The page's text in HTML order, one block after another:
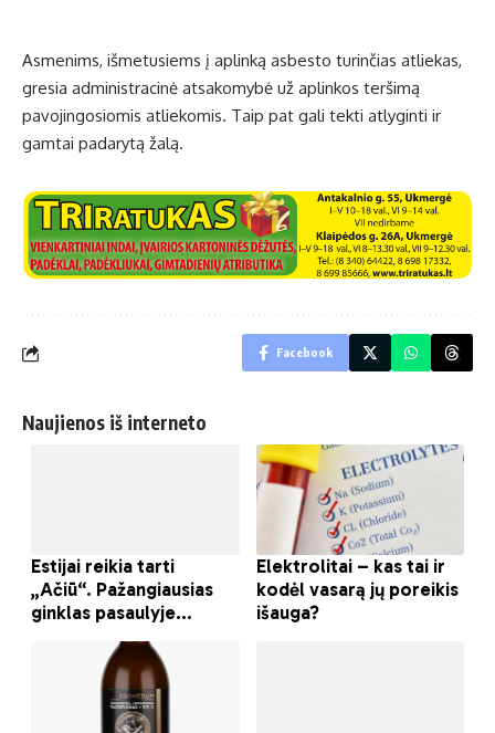
Asmenims, išmetusiems į aplinką asbesto turinčias atliekas,
gresia administracinė atsakomybė už aplinkos teršimą
pavojingosiomis atliekomis. Taip pat gali tekti atlyginti ir
gamtai padarytą žalą.
Facebook
Naujienos iš interneto